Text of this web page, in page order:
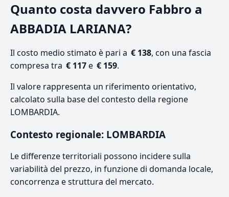
Quanto costa davvero Fabbro a
ABBADIA LARIANA?
Il costo medio stimato è pari a € 138, con una fascia
compresa tra € 117e € 159.
Il valore rappresenta un riferimento orientativo,
calcolato sulla base del contesto della regione
LOMBARDIA.
Contesto regionale: LOMBARDIA
Le differenze territoriali possono incidere sulla
variabilità del prezzo, in funzione di domanda locale,
concorrenza e struttura del mercato.